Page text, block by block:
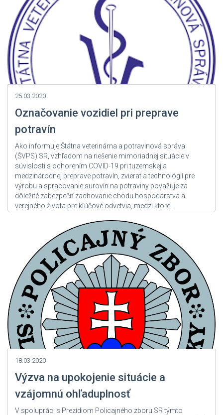
25.03.2020
Označovanie vozidiel pri preprave
potravín
Ako informuje Štátna veterinárna a potravinová správa
(ŠVPS) SR, vzhľadom na riešenie mimoriadnej situácie v
súvislosti s ochorením COVID-19 pri tuzemskej a
medzinárodnej preprave potravín, zvierat a technológií pre
výrobu a spracovanie surovín na potraviny považuje za
dôležité zabezpečiť zachovanie chodu hospodárstva a
verejného života pre kľúčové odvetvia, medzi ktoré...
18.03.2020
Výzva na upokojenie situácie a
vzájomnú ohľaduplnosť
V spolupráci s Prezídiom Policajného zboru SR týmto